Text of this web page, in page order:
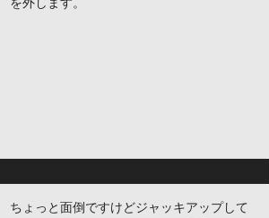
ちょっと面倒ですけどジャッキアップして